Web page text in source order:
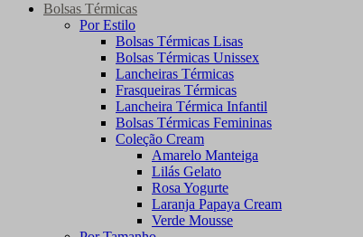
Bolsas Térmicas
Por Estilo
Bolsas Térmicas Lisas
Bolsas Térmicas Unissex
Lancheiras Térmicas
Frasqueiras Térmicas
Lancheira Térmica Infantil
Bolsas Térmicas Femininas
Coleção Cream
Amarelo Manteiga
Lilás Gelato
Rosa Yogurte
Laranja Papaya Cream
Verde Mousse